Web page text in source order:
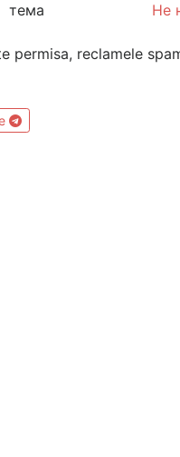
тема
Не
permisa, reclamele